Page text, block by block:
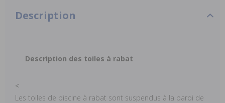
Description
Description des toiles à rabat
<
Les toiles de piscine à rabat sont suspendus à la paroi de